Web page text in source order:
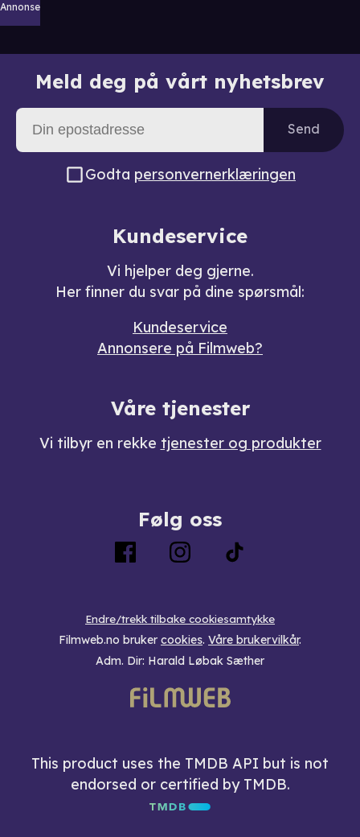
Annonse
Meld deg på vårt nyhetsbrev
Send
Godta personvernerklæringen
Kundeservice
Vi hjelper deg gjerne.
Her finner du svar på dine spørsmål:
Kundeservice
Annonsere på Filmweb?
Våre tjenester
Vi tilbyr en rekke tjenester og produkter
Følg oss
Endre/trekk tilbake cookiesamtykke
Filmweb.no bruker cookies. Våre brukervilkår.
Adm. Dir: Harald Løbak Sæther
This product uses the TMDB API but is not
endorsed or certified by TMDB.